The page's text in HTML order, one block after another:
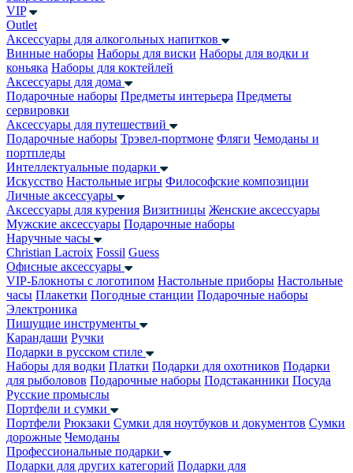
VIP
Outlet
Аксессуары для алкогольных напитков
Винные наборы Наборы для виски Наборы для водки и
коньяка Наборы для коктейлей
Аксессуары для дома
Подарочные наборы Предметы интерьера Предметы
сервировки
Аксессуары для путешествий
Подарочные наборы Трэвел-портмоне Фляги Чемоданы и
портпледы
Интеллектуальные подарки
Искусство Настольные игры Философские композиции
Личные аксессуары
Аксессуары для курения Визитницы Женские аксессуары
Мужские аксессуары Подарочные наборы
Наручные часы
Christian Lacroix Fossil Guess
Офисные аксессуары
VIP-Блокноты с логотипом Настольные приборы Настольные
часы Плакетки Погодные станции Подарочные наборы
Электроника
Пишущие инструменты
Карандаши Ручки
Подарки в русском стиле
Наборы для водки Платки Подарки для охотников Подарки
для рыболовов Подарочные наборы Подстаканники Посуда
Русские промыслы
Портфели и сумки
Портфели Рюкзаки Сумки для ноутбуков и документов Сумки
дорожные Чемоданы
Профессиональные подарки
Подарки для других категорий Подарки для